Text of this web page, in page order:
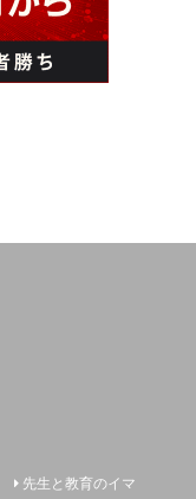
先生と教育のイマ